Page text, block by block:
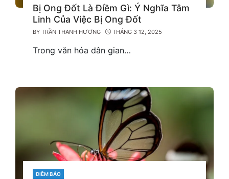
Bị Ong Đốt Là Điềm Gì: Ý Nghĩa Tâm
Linh Của Việc Bị Ong Đốt
BYTRẦN THANH HƯƠNG THÁNG 3 12, 2025
Trong văn hóa dân gian…
CATEGORIES
ĐIỀM BÁO